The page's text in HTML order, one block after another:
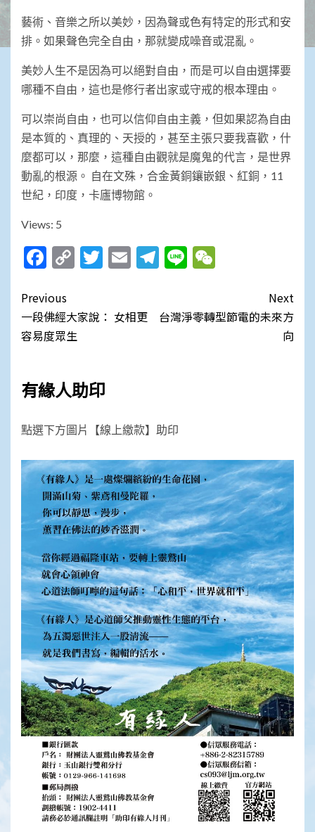
藝術、音樂之所以美妙，因為聲或色有特定的形式和安
排。如果聲色完全自由，那就變成噪音或混亂。
美妙人生不是因為可以絕對自由，而是可以自由選擇要
哪種不自由，這也是修行者出家或守戒的根本理由。
可以崇尚自由，也可以信仰自由主義，但如果認為自由
是本質的、真理的、天授的，甚至主張只要我喜歡，什
麼都可以，那麼，這種自由觀就是魔鬼的代言，是世界
動亂的根源。 自在文殊，合金黃銅鑲嵌銀、紅銅，11
世紀，印度，卡廬博物館。
Views: 5
Facebook
CopyTwitter
EmailTelegram
Line
Post
navigation
Previous
一段佛經大家說： 女相更
容易度眾生
Next
台灣淨零轉型節電的未來方
向
有緣人助印
點選下方圖片【線上繳款】助印